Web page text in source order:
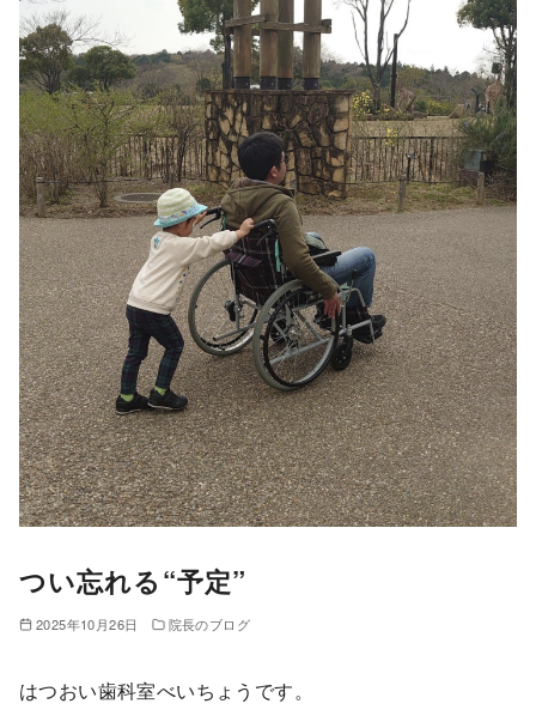
つい忘れる“予定”
2025年10月26日 院長のブログ
はつおい歯科室べいちょうです。